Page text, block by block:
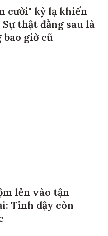
cười" kỳ lạ khiến
thật đằng sau là
bao giờ cũ
lẻn vào tận
Tỉnh dậy còn